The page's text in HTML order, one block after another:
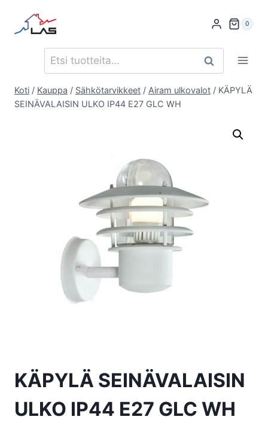
sisältöön
0
Etsi: Haku
Koti / Kauppa / Sähkötarvikkeet / Airam ulkovalot / KÄPYLÄ
SEINÄVALAISIN ULKO IP44 E27 GLC WH
KÄPYLÄ SEINÄVALAISIN
ULKO IP44 E27 GLC WH